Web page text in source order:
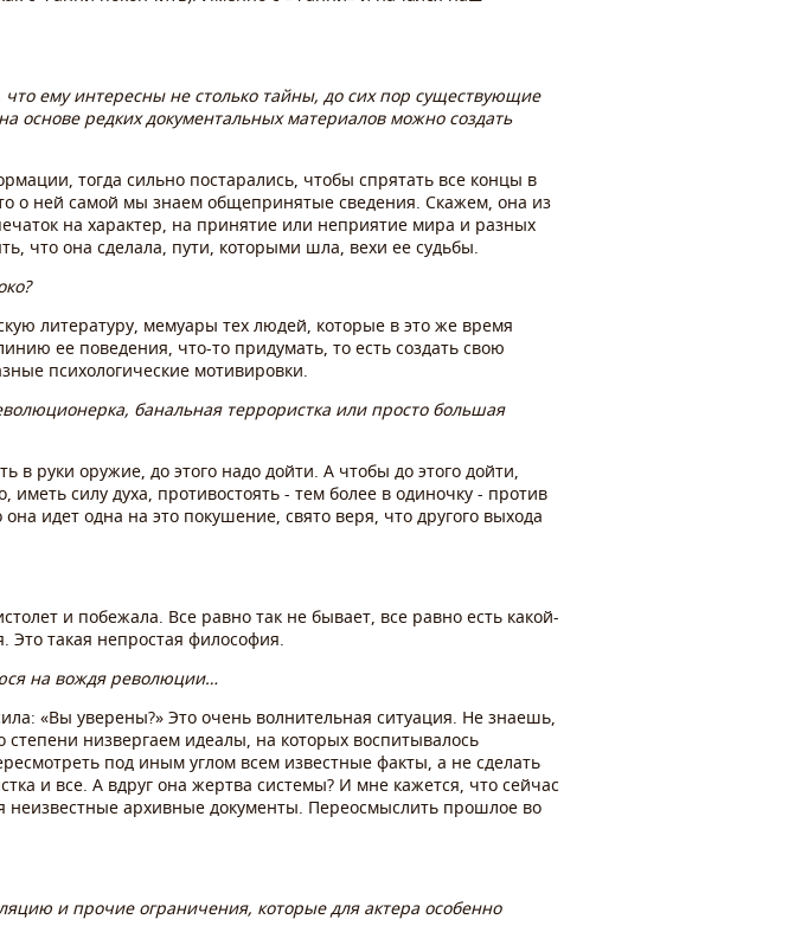
ему интересны не столько тайны, до сих пор существующие
основе редких документальных материалов можно создать
тогда сильно постарались, чтобы спрятать все концы в
о ней самой мы знаем общепринятые сведения. Скажем, она из
на характер, на принятие или неприятие мира и разных
что она сделала, пути, которыми шла, вехи ее судьбы.
литературу, мемуары тех людей, которые в это же время
ее поведения, что-то придумать, то есть создать свою
психологические мотивировки.
банальная террористка или просто большая
руки оружие, до этого надо дойти. А чтобы до этого дойти,
силу духа, противостоять - тем более в одиночку - против
идет одна на это покушение, свято веря, что другого выхода
и побежала. Все равно так не бывает, все равно есть какой-
Это такая непростая философия.
на вождя революции…
«Вы уверены?» Это очень волнительная ситуация. Не знаешь,
низвергаем идеалы, на которых воспитывалось
под иным углом всем известные факты, а не сделать
и все. А вдруг она жертва системы? И мне кажется, что сейчас
неизвестные архивные документы. Переосмыслить прошлое во
и прочие ограничения, которые для актера особенно